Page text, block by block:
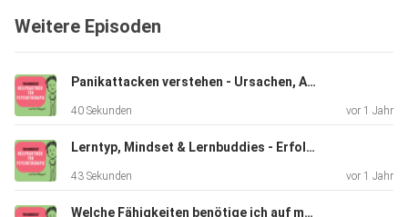
01:09 -
Vergleich zur
Neurose? 06:30 - 09:10: Schizophrenie: Was passiert, wenn
keine
Unterscheidung mehr zwischen Realität und innerer Welt
möglich ist?
schizophrenen Psychose
Weitere Episoden
Panikattacken verstehen - Ursachen, Auslöser und individuelle Therapie
40 Sekunden vor 1 Jahr
Lerntyp, Mindset & Lernbuddies - Erfolgreich lernen
43 Sekunden vor 1 Jahr
Welche Fähigkeiten benötige ich auf meinem Weg als Heilpraktikerin für Psychotherapie?